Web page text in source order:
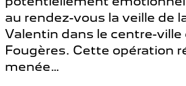
au rendez-vous la veille de
Valentin dans le centre-ville
Fougères. Cette opération
menée…